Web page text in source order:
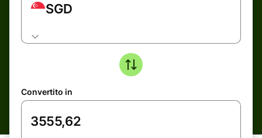
SGD
Convertito in